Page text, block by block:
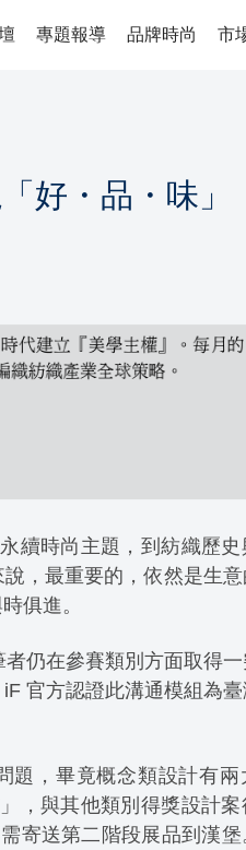
專題報導 品牌時尚 市
好・品・味」
續時尚主題，到紡織歷史
，最重要的，依然是生意
俱進。
仍在參賽類別方面取得
官方認證此溝通模組為臺
題，畢竟概念類設計有兩
，與其他類別得獎設計案
寄送第二階段展品到漢